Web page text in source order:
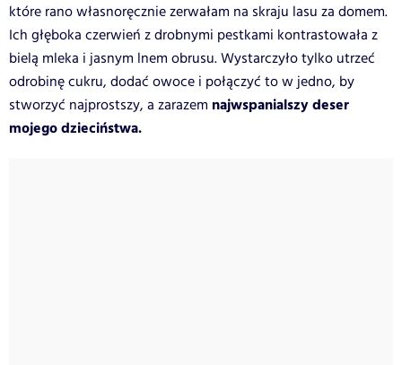
które rano własnoręcznie zerwałam na skraju lasu za domem.
Ich głęboka czerwień z drobnymi pestkami kontrastowała z
bielą mleka i jasnym lnem obrusu. Wystarczyło tylko utrzeć
odrobinę cukru, dodać owoce i połączyć to w jedno, by
stworzyć najprostszy, a zarazem najwspanialszy deser
mojego dzieciństwa.